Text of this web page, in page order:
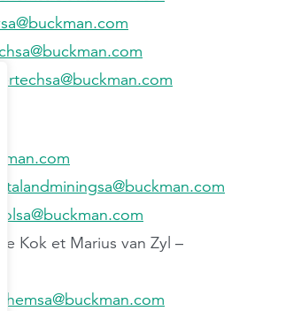
Kok et Marius van Zyl –